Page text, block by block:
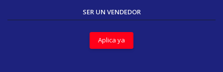
SER UN VENDEDOR
Aplica ya